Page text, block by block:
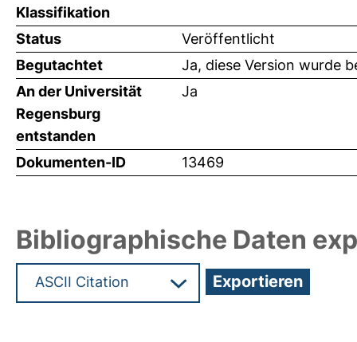
Klassifikation
Status
Veröffentlicht
Begutachtet
Ja, diese Version wurde
An der Universität
Regensburg
entstanden
Ja
Dokumenten-ID 13469
Bibliographische Daten